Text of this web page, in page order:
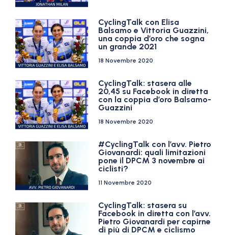
CyclingTalk con Elisa
Balsamo e Vittoria Guazzini,
una coppia d’oro che sogna
un grande 2021
18 Novembre 2020
CyclingTalk: stasera alle
20,45 su Facebook in diretta
con la coppia d’oro Balsamo-
Guazzini
18 Novembre 2020
#CyclingTalk con l’avv. Pietro
Giovanardi: quali limitazioni
pone il DPCM 3 novembre ai
ciclisti?
11 Novembre 2020
CyclingTalk: stasera su
Facebook in diretta con l’avv.
Pietro Giovanardi per capirne
di più di DPCM e ciclismo